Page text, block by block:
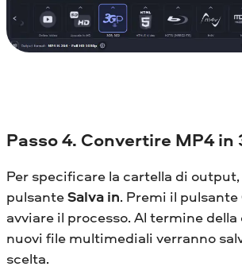
Passo 4. Convertire MP4 in
Per specificare la cartella di
pulsanteSalva in. Premi il pulsante
avviare il processo. Al termine
nuovi file multimediali verranno
scelta.